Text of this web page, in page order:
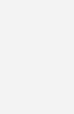
abdecken,
dass es zu
als 50% der